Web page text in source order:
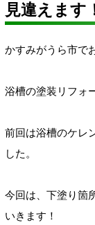
見違えます
かすみがうら市で
浴槽の塗装リフォ
前回は浴槽のケレ
した。
今回は 、下塗り
いきます！